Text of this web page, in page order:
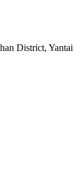
District, Yantai